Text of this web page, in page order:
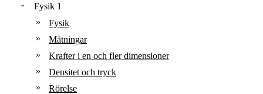
Fysik 1
Fysik
Mätningar
Krafter i en och fler dimensioner
Densitet och tryck
Rörelse